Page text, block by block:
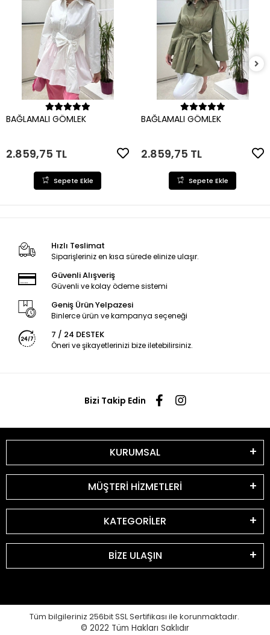
Sepete Ekle
BAĞLAMALI GÖMLEK
2.859,75 TL
Sepete Ekle
Sepete Ekle
BAĞLAMALI GÖMLEK
2.859,75 TL
Sepete Ekle
Hızlı Teslimat
Siparişleriniz en kısa sürede elinize ulaşır.
Güvenli Alışveriş
Güvenli ve kolay ödeme sistemi
Geniş Ürün Yelpazesi
Binlerce ürün ve kampanya seçeneği
7 / 24 DESTEK
Öneri ve şikayetlerinizi bize iletebilirsiniz.
Bizi Takip Edin
KURUMSAL
MÜŞTERİ HİZMETLERİ
KATEGORİLER
BİZE ULAŞIN
Tüm bilgileriniz 256bit SSL Sertifikası ile korunmaktadır.
© 2022 Tüm Hakları Saklıdır